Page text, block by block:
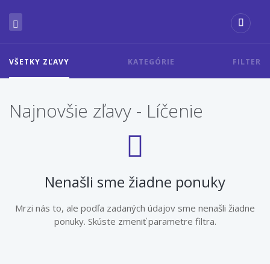
VŠETKY ZĽAVY KATEGÓRIE FILTER
Najnovšie zľavy - Líčenie
Nenašli sme žiadne ponuky
Mrzi nás to, ale podľa zadaných údajov sme nenašli žiadne
ponuky. Skúste zmeniť parametre filtra.